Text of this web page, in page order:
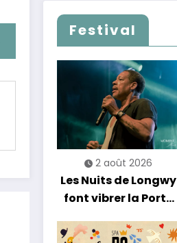
Festival
2 août 2026
Les Nuits de Longwy
font vibrer la Porte
soirée entre